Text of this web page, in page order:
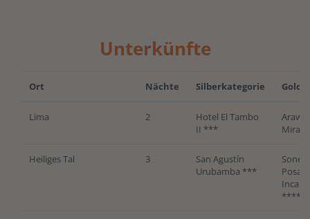
Unterkünfte
Ort Nächte Silberkategorie
Lima 2
Hotel El Tambo
II ***
Arawi
Heiliges Tal 3
San Agustín
Urubamba ***
Inca
****